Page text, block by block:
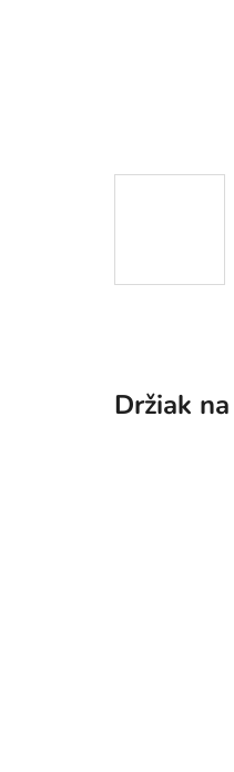
Držiak